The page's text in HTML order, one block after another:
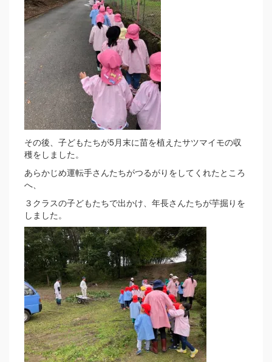
その後、子どもたちが5月末に苗を植えたサツマイモの収
穫をしました。
あらかじめ運転手さんたちがつるがりをしてくれたところ
へ、
３クラスの子どもたちで出かけ、年長さんたちが芋掘りを
しました。